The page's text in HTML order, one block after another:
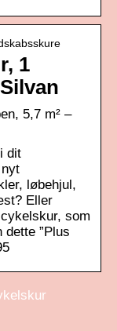
1
5,7 m² –
dit
løbehjul,
Eller
som
”Plus